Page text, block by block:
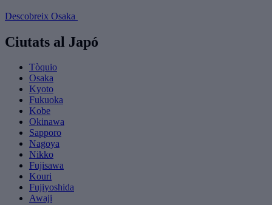
Descobreix Osaka
Ciutats al Japó
Tòquio
Osaka
Kyoto
Fukuoka
Kobe
Okinawa
Sapporo
Nagoya
Nikko
Fujisawa
Kouri
Fujiyoshida
Awaji